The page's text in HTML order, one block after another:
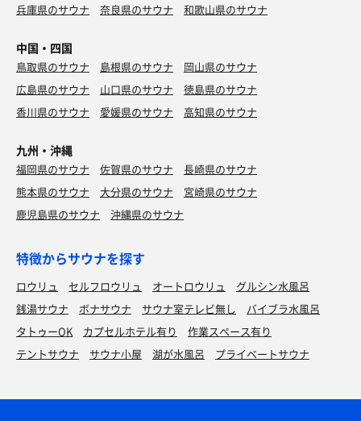
兵庫県のサウナ
奈良県のサウナ 和歌山県のサウナ
中国・四国
鳥取県のサウナ 島根県のサウナ
岡山県のサウナ
広島県のサウナ
山口県のサウナ
徳島県のサウナ
香川県のサウナ
愛媛県のサウナ 高知県のサウナ
九州・沖縄
福岡県のサウナ 佐賀県のサウナ
長崎県のサウナ
熊本県のサウナ
大分県のサウナ
宮崎県のサウナ
鹿児島県のサウナ
沖縄県のサウナ
特徴からサウナを探す
ロウリュ セルフロウリュ オートロウリュ
グルシン水風呂
銭湯サウナ
ボナサウナ サウナ室テレビ無し
バイブラ水風呂
タトゥーOK
カプセルホテル有り
作業スペース有り
テントサウナ
サウナ小屋 湖が水風呂 プライベートサウナ